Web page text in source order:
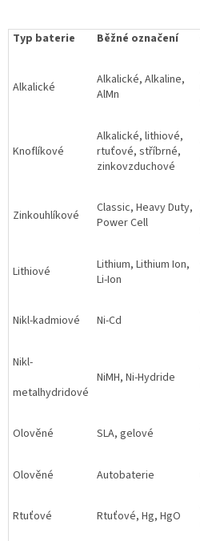
Typ baterie Běžné označení
Alkalické
Alkalické, Alkaline,
AlMn
Knoflíkové
Alkalické, lithiové,
rtuťové, stříbrné,
zinkovzduchové
Zinkouhlíkové
Classic, Heavy Duty,
Power Cell
Lithiové
Lithium, Lithium Ion,
Li-Ion
Nikl-kadmiové Ni-Cd
Nikl-
metalhydridové
NiMH, Ni-Hydride
Olověné SLA, gelové
Olověné Autobaterie
Rtuťové Rtuťové, Hg, HgO